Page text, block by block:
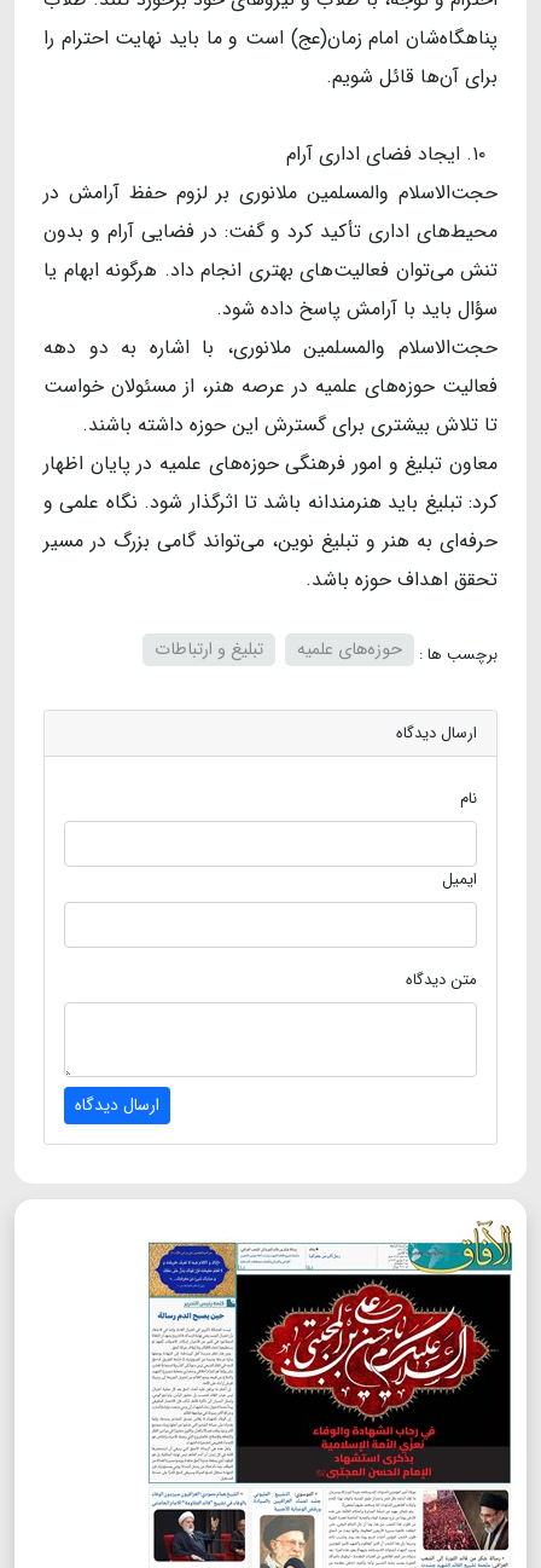
پناهگاه‌شان امام زمان(عج) است و ما باید نهایت احترام را
برای آن‌ها قائل شویم.
حجت‌الاسلام والمسلمین ملانوری بر لزوم حفظ آرامش در
محیط‌های اداری تأکید کرد و گفت: در فضایی آرام و بدون
تنش می‌توان فعالیت‌های بهتری انجام داد. هرگونه ابهام یا
سؤال باید با آرامش پاسخ داده شود.
حجت‌الاسلام والمسلمین ملانوری، با اشاره به دو دهه
فعالیت حوزه‌های علمیه در عرصه هنر، از مسئولان خواست
تا تلاش بیشتری برای گسترش این حوزه داشته باشند.
معاون تبلیغ و امور فرهنگی حوزه‌های علمیه در پایان اظهار
کرد: تبلیغ باید هنرمندانه باشد تا اثرگذار شود. نگاه علمی و
حرفه‌ای به هنر و تبلیغ نوین، می‌تواند گامی بزرگ در مسیر
تحقق اهداف حوزه باشد.
برچسب ها : حوزه‌های علمیه تبلیغ و ارتباطات
ارسال دیدگاه
نام
ایمیل
متن دیدگاه
ارسال دیدگاه